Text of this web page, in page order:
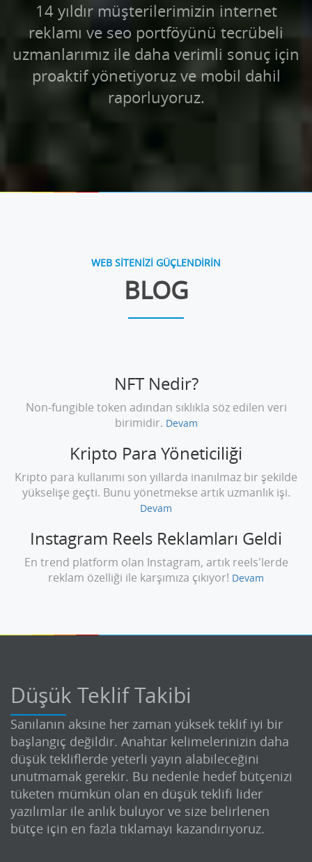
14 yıldır müşterilerimizin internet
reklamı ve seo portföyünü tecrübeli
uzmanlarımız ile daha verimli sonuç için
proaktif yönetiyoruz ve mobil dahil
raporluyoruz.
WEB SİTENİZİ GÜÇLENDİRİN
BLOG
NFT Nedir?
Non-fungible token adından sıklıkla söz edilen veri
birimidir. Devam
Kripto Para Yöneticiliği
Kripto para kullanımı son yıllarda inanılmaz bir şekilde
yükselişe geçti. Bunu yönetmekse artık uzmanlık işi.
Devam
Instagram Reels Reklamları Geldi
En trend platform olan Instagram, artık reels'lerde
reklam özelliği ile karşımıza çıkıyor! Devam
Düşük Teklif Takibi
Sanılanın aksine her zaman yüksek teklif iyi bir
başlangıç değildir. Anahtar kelimelerinizin daha
düşük tekliflerde yeterli yayın alabileceğini
unutmamak gerekir. Bu nedenle hedef bütçenizi
tüketen mümkün olan en düşük teklifi lider
yazılımlar ile anlık buluyor ve size belirlenen
bütçe için en fazla tıklamayı kazandırıyoruz.